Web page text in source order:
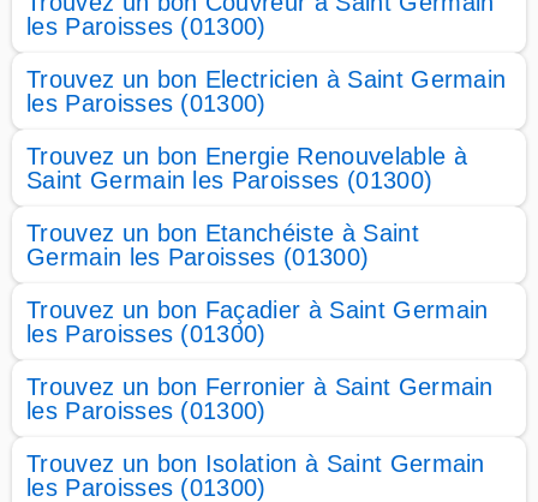
les Paroisses (01300)
Trouvez un bon Electricien à Saint Germain
les Paroisses (01300)
Trouvez un bon Energie Renouvelable à
Saint Germain les Paroisses (01300)
Trouvez un bon Etanchéiste à Saint
Germain les Paroisses (01300)
Trouvez un bon Façadier à Saint Germain
les Paroisses (01300)
Trouvez un bon Ferronier à Saint Germain
les Paroisses (01300)
Trouvez un bon Isolation à Saint Germain
les Paroisses (01300)